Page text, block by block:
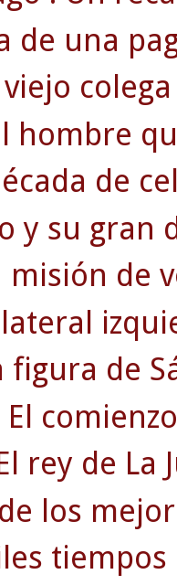
de una
hombre
de
y su gran
misión de
lateral
figura de
El
rey de La
los